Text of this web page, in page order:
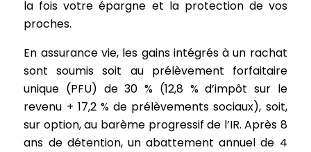
la fois votre épargne et la protection de vos
proches.
En assurance vie, les gains intégrés à un rachat
sont soumis soit au prélèvement forfaitaire
unique (PFU) de 30 % (12,8 % d’impôt sur le
revenu + 17,2 % de prélèvements sociaux), soit,
sur option, au barème progressif de l’IR. Après 8
ans de détention, un abattement annuel de 4